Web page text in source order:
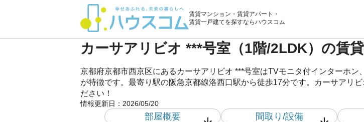
賃貸マンション・賃貸アパート・
賃貸一戸建てを探すならハウスコム
カーサアリビオ ***号室（1階/2LDK）の賃
京都府京都市西京区にあるカーサアリビオ ***号室はTVモニタ付インターホ
が特徴です。最寄り駅の阪急京都線洛西口駅から徒歩17分です。カーサアリ
ださい！
情報更新日： 2026/05/20
部屋概要 間取り/設備